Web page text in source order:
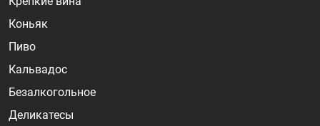
Коньяк
Пиво
Кальвадос
Безалкогольное
Деликатесы